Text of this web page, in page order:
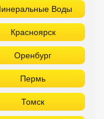
Воды
Красноярск
Оренбург
Пермь
Томск